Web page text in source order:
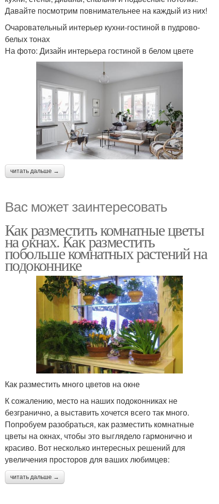
Давайте посмотрим повнимательнее на каждый из них!
Очаровательный интерьер кухни-гостиной в пудрово-
белых тонах
На фото: Дизайн интерьера гостиной в белом цвете
читать дальше →
Вас может заинтересовать
Как разместить комнатные цветы
на окнах. Как разместить
побольше комнатных растений на
подоконнике
Как разместить много цветов на окне
К сожалению, место на наших подоконниках не
безгранично, а выставить хочется всего так много.
Попробуем разобраться, как разместить комнатные
цветы на окнах, чтобы это выглядело гармонично и
красиво. Вот несколько интересных решений для
увеличения просторов для ваших любимцев:
читать дальше →